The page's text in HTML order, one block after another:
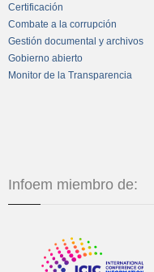
Certificación
Combate a la corrupción
Gestión documental y archivos
Gobierno abierto
Monitor de la Transparencia
Infoem miembro de: